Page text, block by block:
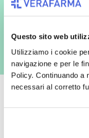
Questo sito web
Utilizziamo i cookie
navigazione e per le
Policy. Continuando a
necessari al corretto
marketing (con modalità
con inviti e comunicazioni